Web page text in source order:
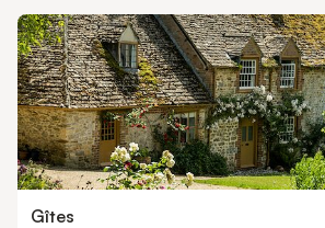
familiale de sable fin de 600 mètres
Gîtes